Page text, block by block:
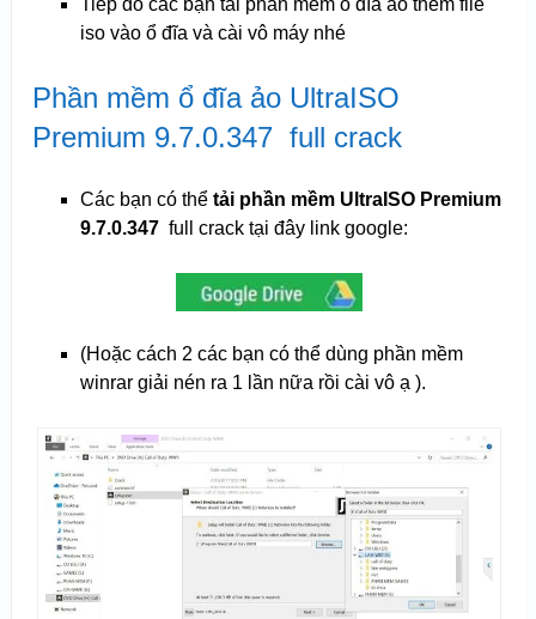
iso vào ổ đĩa và cài vô máy nhé
Phần mềm ổ đĩa ảo UltraISO
Premium 9.7.0.347 full crack
Các bạn có thể tải phần mềm UltraISO Premium
9.7.0.347full crack tại đây link google:
(Hoặc cách 2 các bạn có thể dùng phần mềm
winrar giải nén ra 1 lần nữa rồi cài vô ạ ).